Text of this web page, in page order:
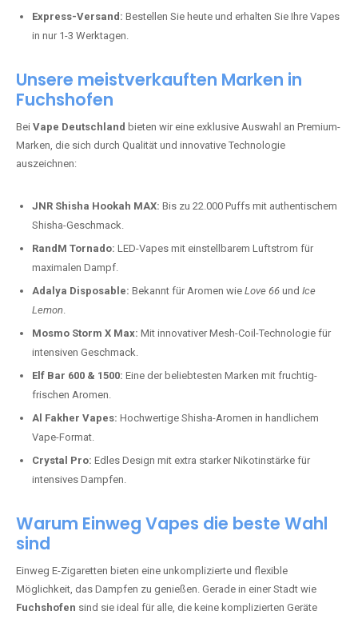
Express-Versand: Bestellen Sie heute und erhalten Sie Ihre Vapes
in nur 1-3 Werktagen.
Unsere meistverkauften Marken in
Fuchshofen
Bei Vape Deutschland bieten wir eine exklusive Auswahl an Premium-
Marken, die sich durch Qualität und innovative Technologie
auszeichnen:
JNR Shisha Hookah MAX: Bis zu 22.000 Puffs mit authentischem
Shisha-Geschmack.
RandM Tornado: LED-Vapes mit einstellbarem Luftstrom für
maximalen Dampf.
Adalya Disposable: Bekannt für Aromen wie Love 66 und Ice
Lemon.
Mosmo Storm X Max: Mit innovativer Mesh-Coil-Technologie für
intensiven Geschmack.
Elf Bar 600 & 1500: Eine der beliebtesten Marken mit fruchtig-
frischen Aromen.
Al Fakher Vapes: Hochwertige Shisha-Aromen in handlichem
Vape-Format.
Crystal Pro: Edles Design mit extra starker Nikotinstärke für
intensives Dampfen.
Warum Einweg Vapes die beste Wahl
sind
Einweg E-Zigaretten bieten eine unkomplizierte und flexible
Möglichkeit, das Dampfen zu genießen. Gerade in einer Stadt wie
Fuchshofen sind sie ideal für alle, die keine komplizierten Geräte